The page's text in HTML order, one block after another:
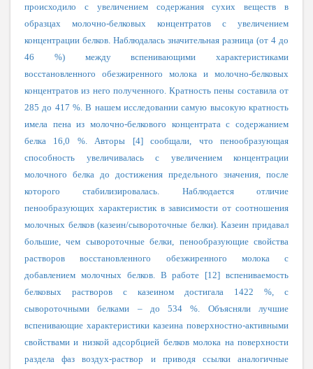
происходило с увеличением содержания сухих веществ в
образцах молочно-белковых концентратов с увеличением
концентрации белков. Наблюдалась значительная разница (от 4 до
46 %) между вспенивающими характеристиками
восстановленного обезжиренного молока и молочно-белковых
концентратов из него полученного. Кратность пены составила от
285 до 417 %. В нашем исследовании самую высокую кратность
имела пена из молочно-белкового концентрата с содержанием
белка 16,0 %. Авторы [4] сообщали, что пенообразующая
способность увеличивалась с увеличением концентрации
молочного белка до достижения предельного значения, после
которого стабилизировалась. Наблюдается отличие
пенообразующих характеристик в зависимости от соотношения
молочных белков (казеин/сывороточные белки). Казеин придавал
большие, чем сывороточные белки, пенообразующие свойства
растворов восстановленного обезжиренного молока с
добавлением молочных белков. В работе [12] вспениваемость
белковых растворов с казеином достигала 1422 %, с
сывороточными белками – до 534 %. Объясняли лучшие
вспенивающие характеристики казеина поверхностно-активными
свойствами и низкой адсорбцией белков молока на поверхности
раздела фаз воздух-раствор и приводя ссылки аналогичные